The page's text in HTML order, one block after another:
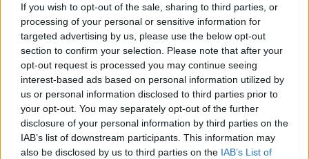
If you wish to opt-out of the sale, sharing to third parties, or
processing of your personal or sensitive information for
targeted advertising by us, please use the below opt-out
section to confirm your selection. Please note that after your
opt-out request is processed you may continue seeing
interest-based ads based on personal information utilized by
us or personal information disclosed to third parties prior to
your opt-out. You may separately opt-out of the further
disclosure of your personal information by third parties on the
IAB’s list of downstream participants. This information may
also be disclosed by us to third parties on the IAB’s List of